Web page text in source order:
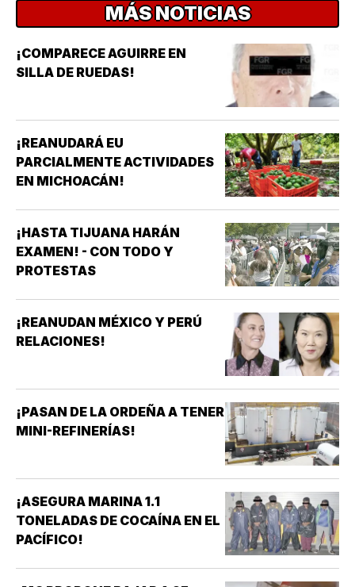
MÁS NOTICIAS
¡COMPARECE AGUIRRE EN
SILLA DE RUEDAS!
¡REANUDARÁ EU
PARCIALMENTE ACTIVIDADES
EN MICHOACÁN!
¡HASTA TIJUANA HARÁN
EXAMEN! - CON TODO Y
PROTESTAS
¡REANUDAN MÉXICO Y PERÚ
RELACIONES!
¡PASAN DE LA ORDEÑA A TENER
MINI-REFINERÍAS!
¡ASEGURA MARINA 1.1
TONELADAS DE COCAÍNA EN EL
PACÍFICO!